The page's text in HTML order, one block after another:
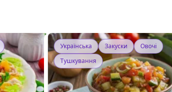
Українська Закуски
Овочі
Тушкування